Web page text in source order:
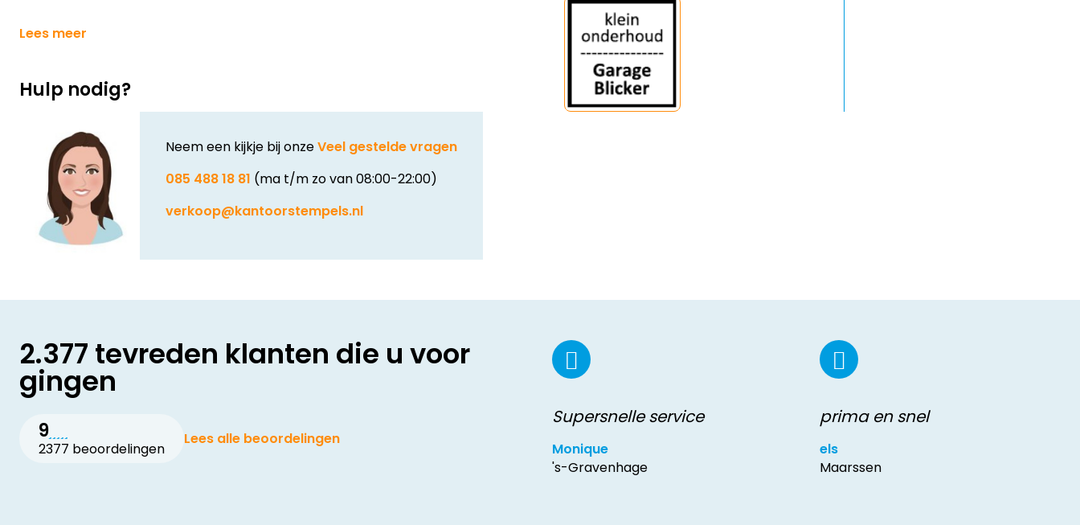
Lees meer
Hulp nodig?
Neem een kijkje bij onzeVeel gestelde vragen
085 488 18 81 (ma t/m zo van 08:00-22:00)
verkoop@kantoorstempels.nl
2.377 tevreden klanten die u voor
gingen
9
2377 beoordelingen
Lees alle beoordelingen
Supersnelle service
Monique
's-Gravenhage
prima en snel
els
Maarssen